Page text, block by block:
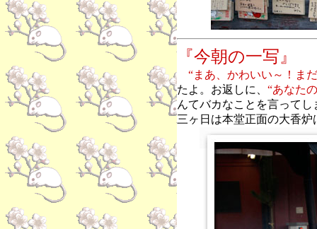
『今朝の一写』
“まあ、かわいい～！ま
たよ。お返しに、 “あなた
んてバカなことを言って
三ヶ日は本堂正面の大香